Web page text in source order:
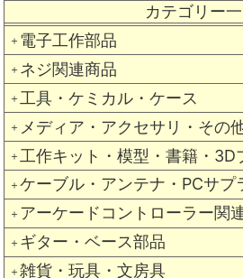
カテゴリー
＋ 電子工作部品
＋ ネジ関連商品
＋ 工具・ケミカル・ケース
＋ メディア・アクセサリ・その
＋ 工作キット・模型・書籍・3D
＋ ケーブル・アンテナ・PCサプ
＋ アーケードコントローラー関
＋ ギター・ベース部品
＋ 雑貨・玩具・文房具